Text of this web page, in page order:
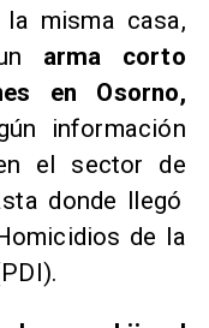
misma casa,
arma corto
en Osorno,
información
el sector de
donde llegó
de la